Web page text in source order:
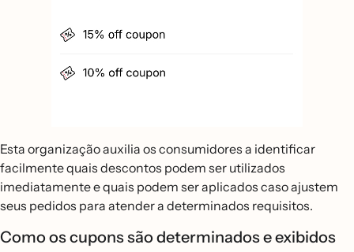
Esta organização auxilia os consumidores a identificar
facilmente quais descontos podem ser utilizados
imediatamente e quais podem ser aplicados caso ajustem
seus pedidos para atender a determinados requisitos.
Como os cupons são determinados e exibidos